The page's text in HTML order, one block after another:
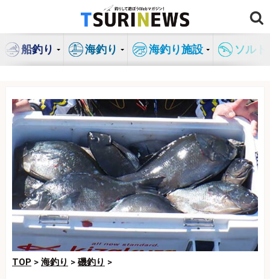
ン
船釣り 海釣り 海釣り施設 ソル
TOP > 海釣り > 磯釣り >